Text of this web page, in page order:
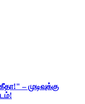
– முடிவுக்கு